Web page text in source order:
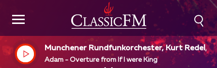
Munchener Rundfunkorchester, Kurt Redel,
Adam - Overture from If I were King